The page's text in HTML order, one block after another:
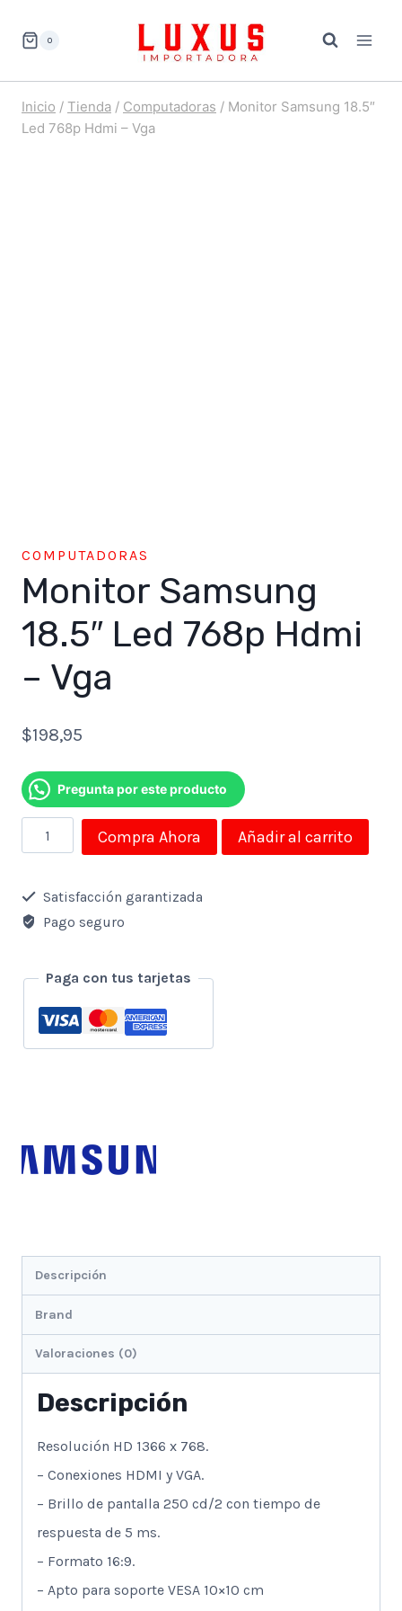
0
Inicio / Tienda / Computadoras / Monitor Samsung 18.5″
Led 768p Hdmi – Vga
COMPUTADORAS
Monitor Samsung
18.5″ Led 768p Hdmi
– Vga
$198,95
Pregunta por este producto
Monitor
Samsung
18.5"
Led
Hdmi
Vga
Compra Ahora Añadir al carrito
Satisfacción garantizada
Pago seguro
Paga con tus tarjetas
Descripción
Brand
Valoraciones (0)
Descripción
Resolución HD 1366 x 768.
– Conexiones HDMI y VGA.
– Brillo de pantalla 250 cd/2 con tiempo de
respuesta de 5 ms.
– Formato 16:9.
– Apto para soporte VESA 10×10 cm